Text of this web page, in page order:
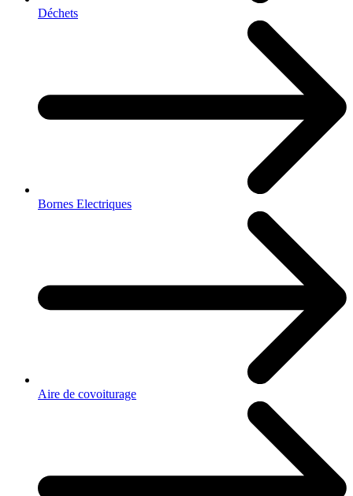
Déchets
Bornes Electriques
Aire de covoiturage